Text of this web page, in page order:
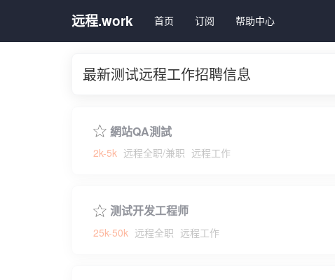
远程.work 首页 订阅 帮助中心
最新测试远程工作招聘信息
網站QA測試
2k-5k 远程全职/兼职 远程工作
测试开发工程师
25k-50k 远程全职 远程工作